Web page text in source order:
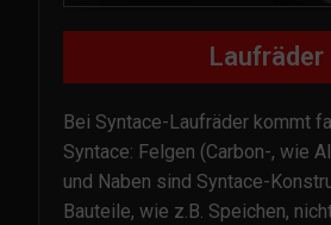
Laufräder
Bei Syntace-Laufräder kommt
Syntace: Felgen (Carbon-, wie
und Naben sind Syntace-
Bauteile, wie z.B. Speichen,